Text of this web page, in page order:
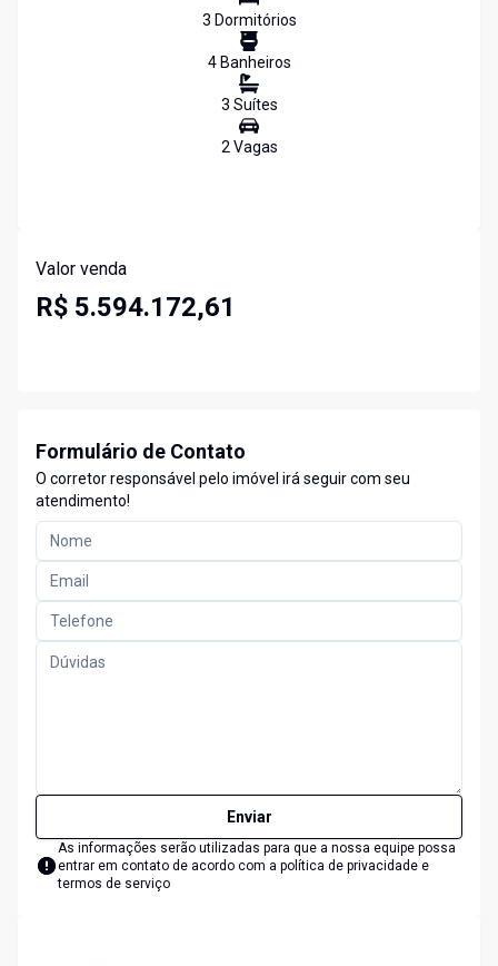
3 Dormitórios
4Banheiros
3 Suítes
2Vagas
Valor venda
R$ 5.594.172,61
Formulário de Contato
O corretor responsável pelo imóvel irá seguir com seu
atendimento!
Enviar
As informações serão utilizadas para que a nossa equipe possa
entrar em contato de acordo com a política de privacidade e
termos de serviço